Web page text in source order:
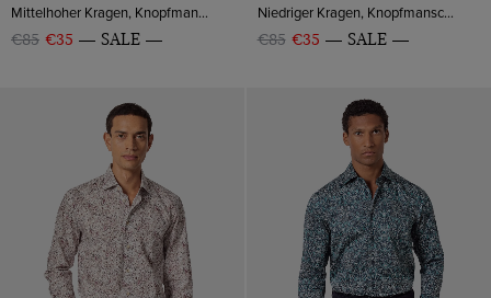
Mittelhoher Kragen, Knopfmanschette, Baumwollsatin
€85 €35 SALE
Niedriger Kragen, Knopfmanschette, Baumwolle
€85 €35 SALE